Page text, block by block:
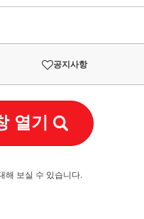
UP!
공지사항
열기
해 보실 수 있습니다.